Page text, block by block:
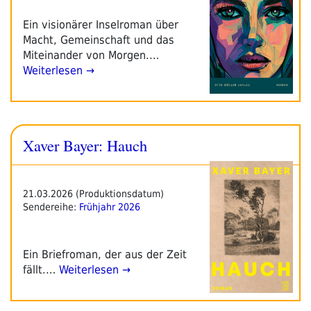
Ein visionärer Inselroman über
Macht, Gemeinschaft und das
Miteinander von Morgen.…
Weiterlesen →
Xaver Bayer: Hauch
21.03.2026 (Produktionsdatum)
Sendereihe: Frühjahr 2026
Ein Briefroman, der aus der Zeit
fällt.… Weiterlesen →